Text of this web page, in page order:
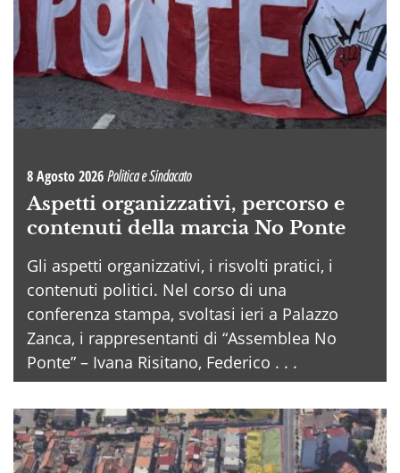
8 Agosto 2026Politica e Sindacato
Aspetti organizzativi, percorso e
contenuti della marcia No Ponte
Gli aspetti organizzativi, i risvolti pratici, i
contenuti politici. Nel corso di una
conferenza stampa, svoltasi ieri a Palazzo
Zanca, i rappresentanti di “Assemblea No
Ponte” – Ivana Risitano, Federico . . .